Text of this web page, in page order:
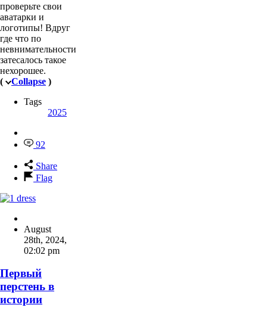
проверьте свои
аватарки и
логотипы! Вдруг
где что по
невнимательности
затесалось такое
нехорошее.
(
Collapse )
Tags
2025
92
Share
Flag
August
28th, 2024,
02:02 pm
Первый
перстень в
истории